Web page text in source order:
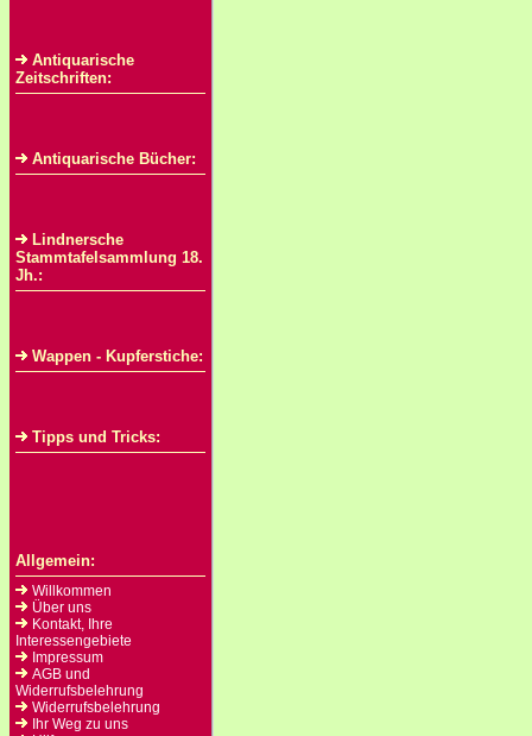
Antiquarische
Zeitschriften:
Antiquarische Bücher:
Lindnersche
Stammtafelsammlung 18.
Jh.:
Wappen - Kupferstiche:
Tipps und Tricks:
Allgemein:
Willkommen
Über uns
Kontakt, Ihre
Interessengebiete
Impressum
AGB und
Widerrufsbelehrung
Widerrufsbelehrung
Ihr Weg zu uns